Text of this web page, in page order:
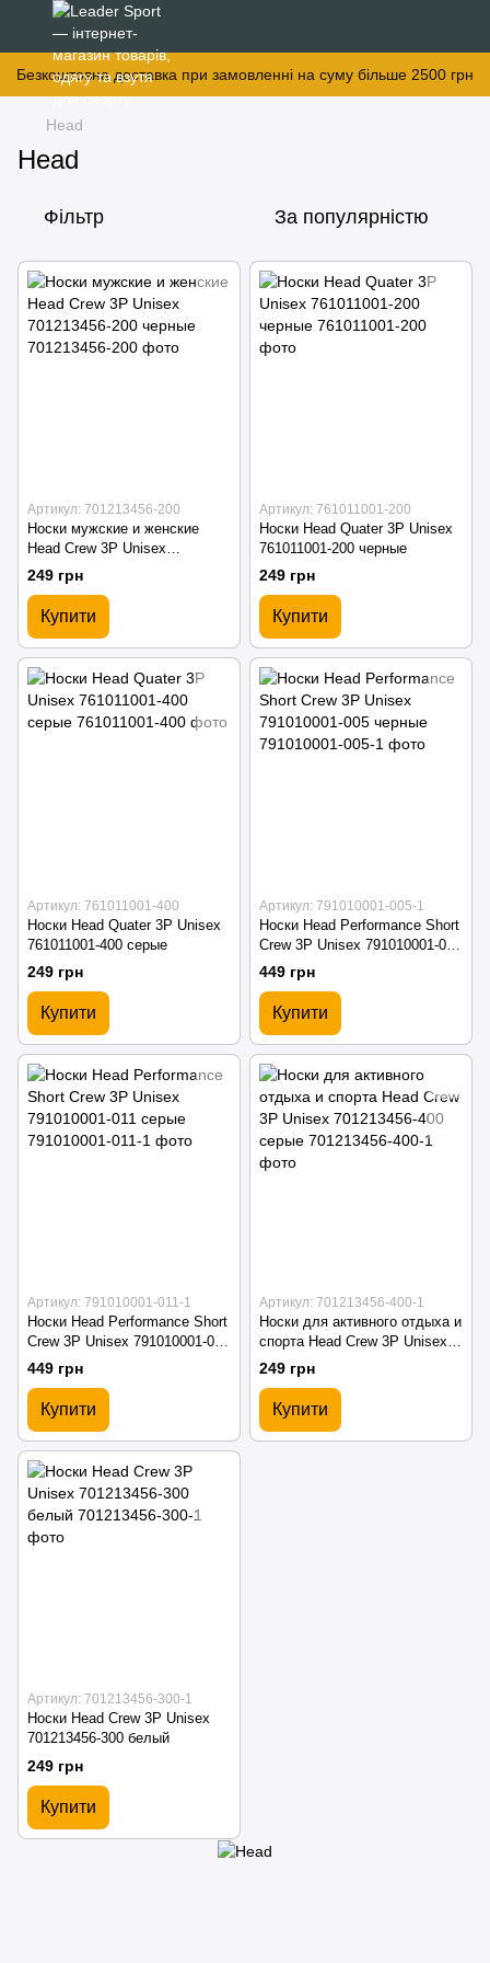
Безкоштовна доставка при замовленні на суму більше 2500 грн
Head
Head
Фільтр За популярністю
Артикул: 701213456-200
Носки мужские и женские
Head Crew 3P Unisex
701213456-200 черные
249 грн
Купити
Артикул: 761011001-200
Носки Head Quater 3P Unisex
761011001-200 черные
249 грн
Купити
Артикул: 761011001-400
Носки Head Quater 3P Unisex
761011001-400 серые
249 грн
Купити
Артикул: 791010001-005-1
Носки Head Performance Short
Crew 3P Unisex 791010001-005
черные
449 грн
Купити
Артикул: 791010001-011-1
Носки Head Performance Short
Crew 3P Unisex 791010001-011
серые
449 грн
Купити
Артикул: 701213456-400-1
Носки для активного отдыха и
спорта Head Crew 3P Unisex
701213456-400 серые
249 грн
Купити
Артикул: 701213456-300-1
Носки Head Crew 3P Unisex
701213456-300 белый
249 грн
Купити